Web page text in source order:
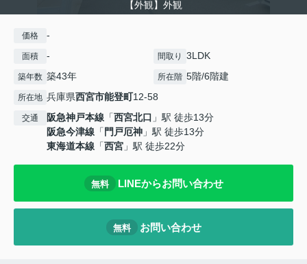
【外観】外観
価格 -
面積 - 間取り 3LDK
築年数 築43年 所在階 5階/6階建
所在地 兵庫県西宮市能登町12-58
交通 阪急神戸本線 「西宮北口 」駅 徒歩13分
阪急今津線 「 門戸厄神 」駅 徒歩13分
東海道本線 「西宮 」駅 徒歩22分
無料 LINEからお問い合わせ
無料 お問い合わせ